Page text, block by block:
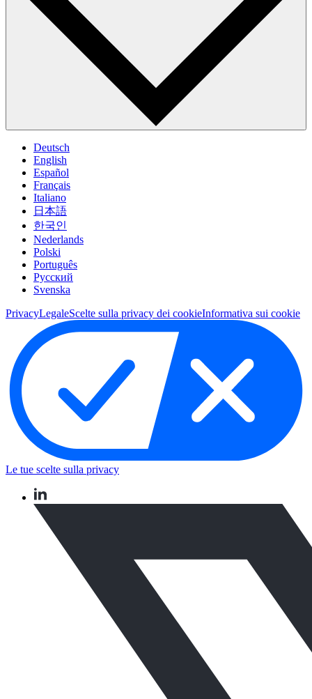
Deutsch
English
Español
Français
Italiano
日本語
한국인
Nederlands
Polski
Português
Pусский
Svenska
PrivacyLegaleScelte sulla privacy dei cookieInformativa sui cookie
Le tue scelte sulla privacy